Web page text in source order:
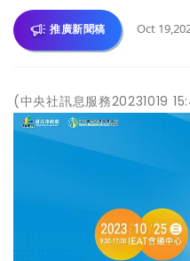
推廣新聞稿 Oct
(中央社訊息服務20231019